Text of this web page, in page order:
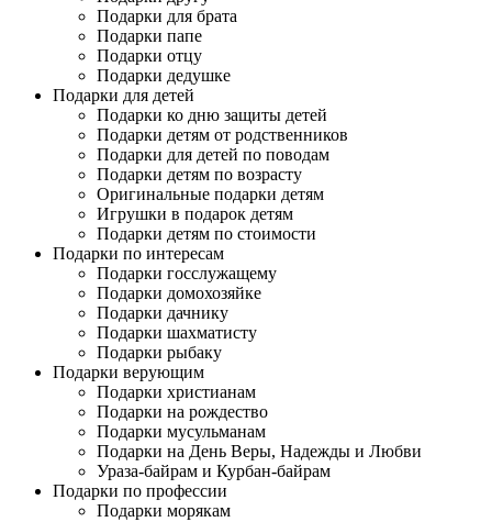
Подарки для брата
Подарки папе
Подарки отцу
Подарки дедушке
Подарки для детей
Подарки ко дню защиты детей
Подарки детям от родственников
Подарки для детей по поводам
Подарки детям по возрасту
Оригинальные подарки детям
Игрушки в подарок детям
Подарки детям по стоимости
Подарки по интересам
Подарки госслужащему
Подарки домохозяйке
Подарки дачнику
Подарки шахматисту
Подарки рыбаку
Подарки верующим
Подарки христианам
Подарки на рождество
Подарки мусульманам
Подарки на День Веры, Надежды и Любви
Ураза-байрам и Курбан-байрам
Подарки по профессии
Подарки морякам